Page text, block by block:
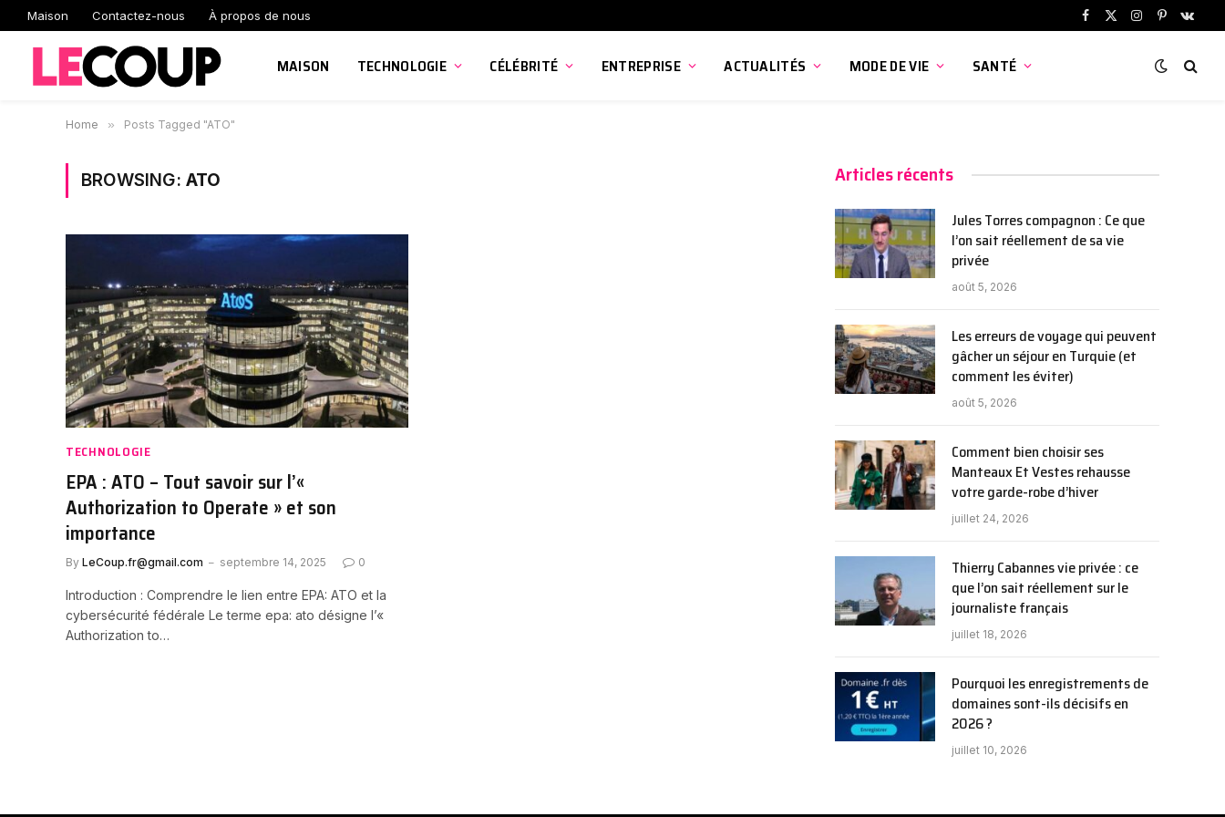
Maison Contactez-nous À propos de nous
Facebook
X
Instagram
Pinterest
MAISON TECHNOLOGIE CÉLÉBRITÉ ENTREPRISE ACTUALITÉS MODE DE VIE SANTÉ
Home » Posts Tagged "ATO"
BROWSING: ATO
TECHNOLOGIE
EPA : ATO – Tout savoir sur l’«
Authorization to Operate » et son
importance
By LeCoup.fr@gmail.com septembre 14, 2025 0
Introduction : Comprendre le lien entre EPA: ATO et la
cybersécurité fédérale Le terme epa: ato désigne l’«
Authorization to…
Articles récents
Jules Torres compagnon : Ce que
l’on sait réellement de sa vie
privée
août 5, 2026
Les erreurs de voyage qui peuvent
gâcher un séjour en Turquie (et
comment les éviter)
août 5, 2026
Comment bien choisir ses
Manteaux Et Vestes rehausse
votre garde-robe d’hiver
juillet 24, 2026
Thierry Cabannes vie privée : ce
que l’on sait réellement sur le
journaliste français
juillet 18, 2026
Pourquoi les enregistrements de
domaines sont-ils décisifs en
2026 ?
juillet 10, 2026